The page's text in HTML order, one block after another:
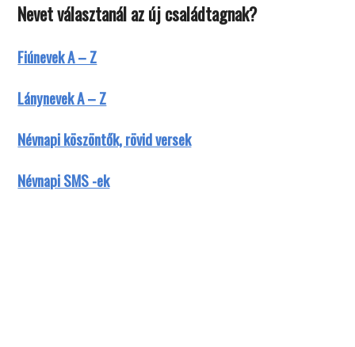
Nevet választanál az új családtagnak?
Fiúnevek A – Z
Lánynevek A – Z
Névnapi köszöntők, rövid versek
Névnapi SMS -ek